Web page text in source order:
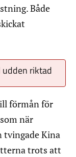
Både
riktad
förmån för
när
tvingade Kina
trots att